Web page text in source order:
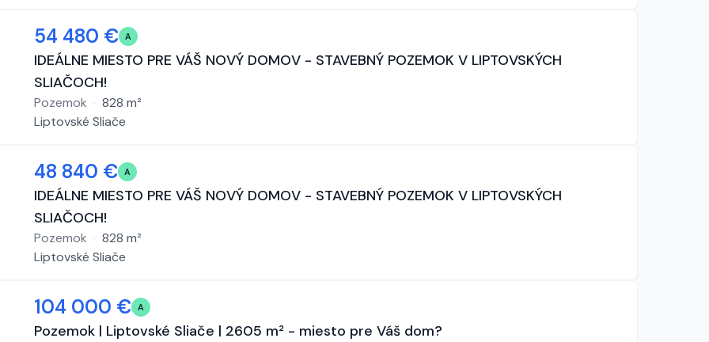
54 480 € A
IDEÁLNE MIESTO PRE VÁŠ NOVÝ DOMOV - STAVEBNÝ POZEMOK V LIPTOVSKÝCH
SLIAČOCH!
Pozemok · 828 m²
Liptovské Sliače
48 840 € A
IDEÁLNE MIESTO PRE VÁŠ NOVÝ DOMOV - STAVEBNÝ POZEMOK V LIPTOVSKÝCH
SLIAČOCH!
Pozemok · 828 m²
Liptovské Sliače
104 000 € A
Pozemok | Liptovské Sliače | 2605 m² - miesto pre Váš dom?